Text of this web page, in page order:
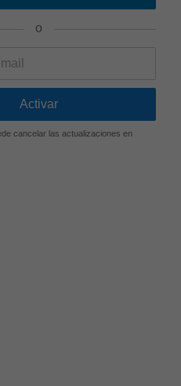
o
cancelar las actualizaciones en